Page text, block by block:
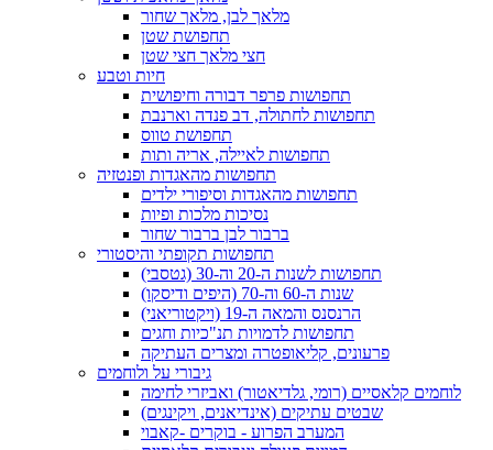
מלאך לבן, מלאך שחור
תחפושת שטן
חצי מלאך חצי שטן
חיות וטבע
תחפושות פרפר דבורה וחיפושית
תחפושות לחתולה, דב פנדה וארנבת
תחפושת טווס
תחפושות לאיילה, אריה ותות
תחפושות מהאגדות ופנטזיה
תחפושות מהאגדות וסיפורי ילדים
נסיכות מלכות ופיות
ברבור לבן ברבור שחור
תחפושות תקופתי והיסטורי
תחפושות לשנות ה-20 וה-30 (גטסבי)
שנות ה-60 וה-70 (היפים ודיסקו)
הרנסנס והמאה ה-19 (ויקטוריאני)
תחפושות לדמויות תנ"כיות וחגים
פרעונים, קליאופטרה ומצרים העתיקה
גיבורי על ולוחמים
לוחמים קלאסיים (רומי, גלדיאטור) ואביזרי לחימה
שבטים עתיקים (אינדיאנים, ויקינגים)
המערב הפרוע - בוקרים -קאבוי